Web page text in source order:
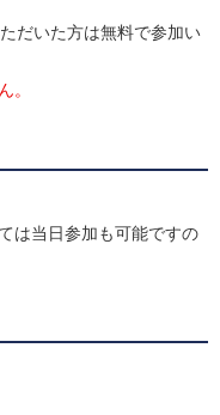
だいた方は無料で参加い
。
は当日参加も可能ですの